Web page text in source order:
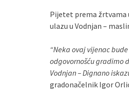
Pijetet prema žrtvama
ulazu u Vodnjan –
“Neka ovaj vijenac
odgovornošću gradimo
Vodnjan – Dignano
gradonačelnik Igor